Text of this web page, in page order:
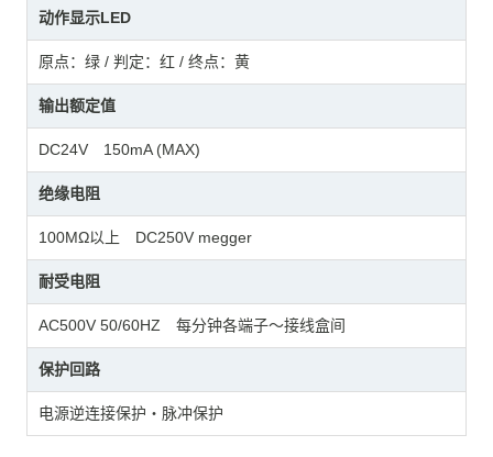
动作显示LED
原点：绿 / 判定：红 / 终点：黄
输出额定值
DC24V 150mA (MAX)
绝缘电阻
100MΩ以上 DC250V megger
耐受电阻
AC500V 50/60HZ 每分钟各端子～接线盒间
保护回路
电源逆连接保护・脉冲保护